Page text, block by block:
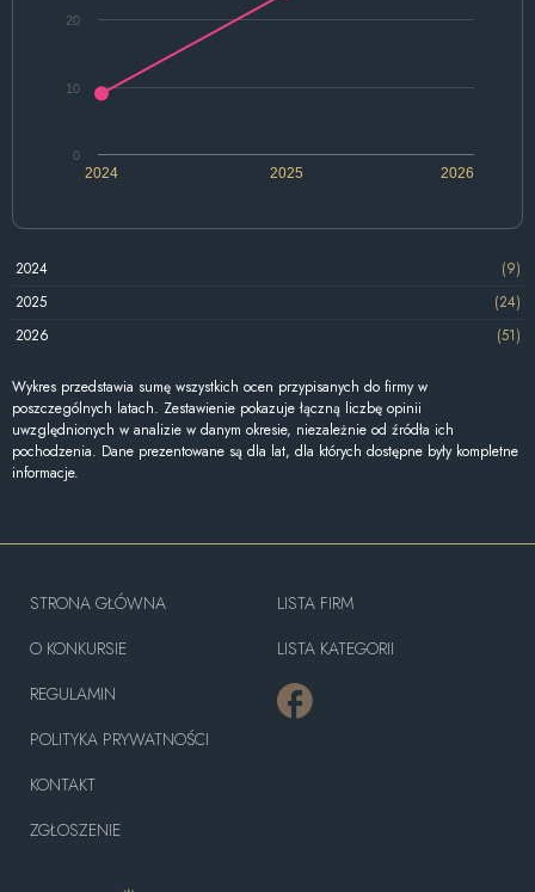
2024 2025 2026
0
10
20
2024
(9)
2025
(24)
2026
(51)
Wykres przedstawia sumę wszystkich ocen przypisanych do firmy w
poszczególnych latach. Zestawienie pokazuje łączną liczbę opinii
uwzględnionych w analizie w danym okresie, niezależnie od źródła ich
pochodzenia. Dane prezentowane są dla lat, dla których dostępne były kompletne
informacje.
STRONA GŁÓWNA
O KONKURSIE
REGULAMIN
POLITYKA PRYWATNOŚCI
KONTAKT
ZGŁOSZENIE
LISTA FIRM
LISTA KATEGORII